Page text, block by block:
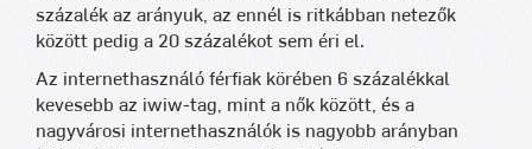
százalék az arányuk, az ennél is ritkábban netezők
között pedig a 20 százalékot sem éri el.
Az internethasználó férfiak körében 6 százalékkal
kevesebb az iwiw-tag, mint a nők között, és a
nagyvárosi internethasználók is nagyobb arányban